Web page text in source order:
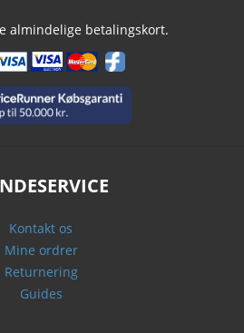
almindelige betalingskort.
Kontakt os
Mine ordrer
Returnering
Guides